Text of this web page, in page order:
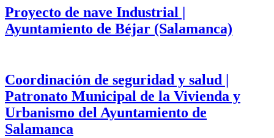
Proyecto de nave Industrial |
Ayuntamiento de Béjar (Salamanca)
Coordinación de seguridad y salud |
Patronato Municipal de la Vivienda y
Urbanismo del Ayuntamiento de
Salamanca